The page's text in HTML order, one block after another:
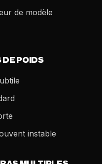
de modèle
DE POIDS
instable